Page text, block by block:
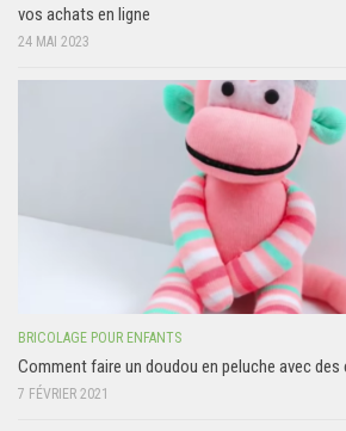
vos achats en ligne
24 MAI 2023
BRICOLAGE POUR ENFANTS
Comment faire un doudou en peluche avec
7 FÉVRIER 2021